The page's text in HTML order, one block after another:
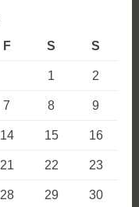
F S S
1 2
7 8 9
14 15 16
21 22 23
28 29 30